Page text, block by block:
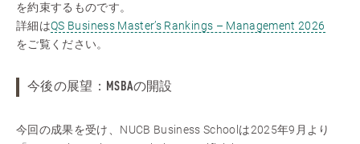
を約束するものです。
詳細はQS Business Master’s Rankings – Management 2026
をご覧ください。
今後の展望：MSBAの開設
今回の成果を受け、NUCB Business Schoolは2025年9月より